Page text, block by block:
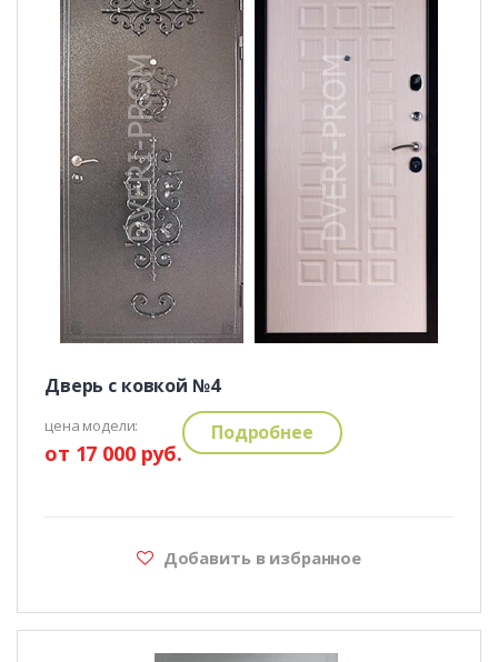
Дверь с ковкой №4
цена модели:
от 17 000 руб.
Подробнее
Добавить в избранное